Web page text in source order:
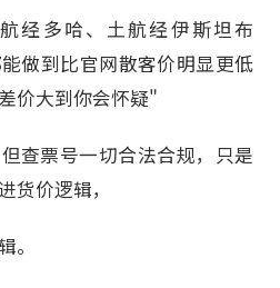
经多哈、土航经伊斯坦布
做到比官网散客价明显更低
价大到你会怀疑"
查票号一切合法合规，只是
货价逻辑，
。